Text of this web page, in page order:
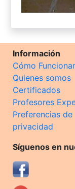
Información
Cómo
Quienes somos
Certificados
Profesores
Preferencias de
privacidad
Síguenos en